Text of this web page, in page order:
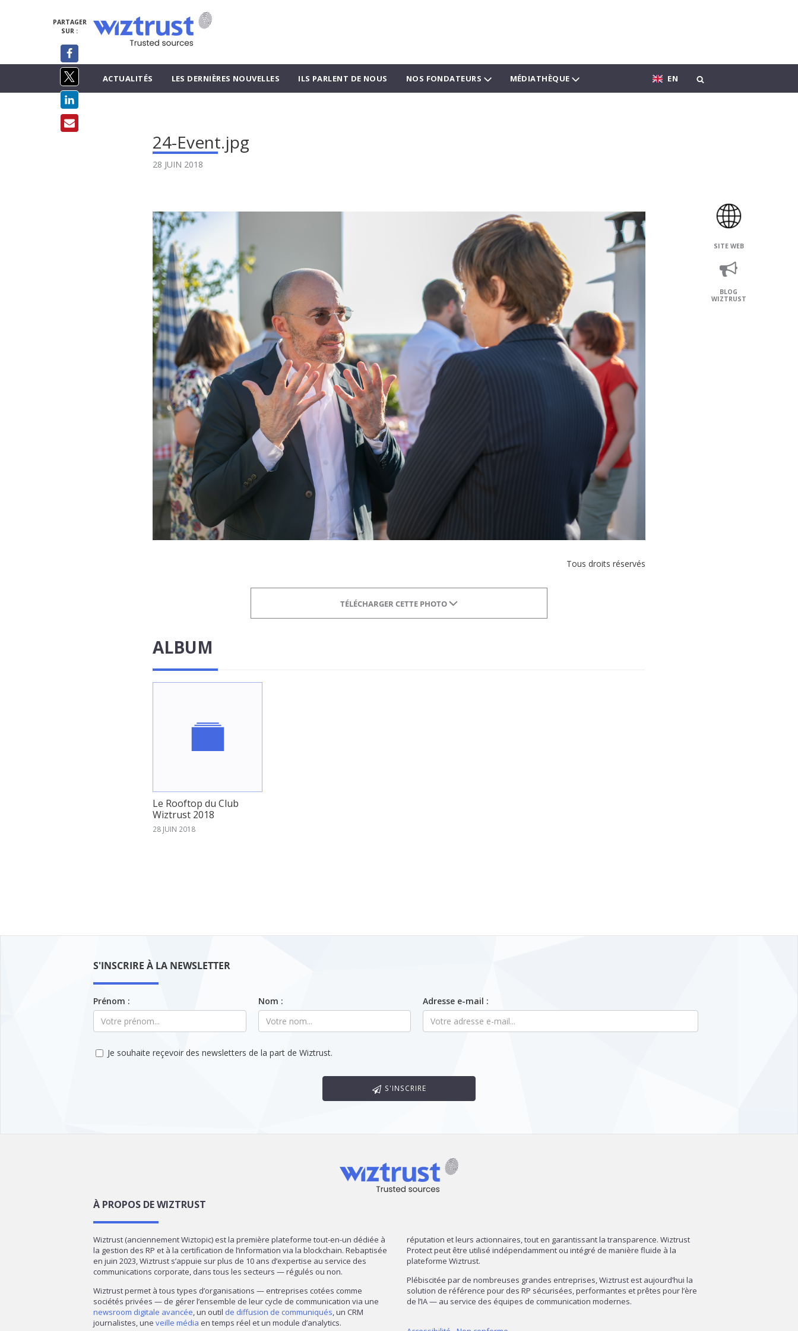
EN
ACTUALITÉS LES DERNIÈRES NOUVELLES ILS PARLENT DE NOUS NOS FONDATEURS MÉDIATHÈQUE
24-Event.jpg
28 JUIN 2018
PARTAGER
SUR :
SITE WEB
BLOG
WIZTRUST
Tous droits réservés
TÉLÉCHARGER CETTE PHOTO
ALBUM
Le Rooftop du Club
Wiztrust 2018
28 JUIN 2018
S'INSCRIRE À LA NEWSLETTER
Prénom : Nom : Adresse e-mail :
Je souhaite reçevoir des newsletters de la part de Wiztrust.
S'INSCRIRE
À PROPOS DE WIZTRUST
Wiztrust (anciennement Wiztopic) est la première plateforme tout-en-un dédiée à
la gestion des RP et à la certification de l’information via la blockchain. Rebaptisée
en juin 2023, Wiztrust s’appuie sur plus de 10 ans d’expertise au service des
communications corporate, dans tous les secteurs — régulés ou non.
Wiztrust permet à tous types d’organisations — entreprises cotées comme
sociétés privées — de gérer l’ensemble de leur cycle de communication via une
newsroom digitale avancée, un outil de diffusion de communiqués, un CRM
journalistes, une veille média en temps réel et un module d’analytics.
réputation et leurs actionnaires, tout en garantissant la transparence. Wiztrust
Protect peut être utilisé indépendamment ou intégré de manière fluide à la
plateforme Wiztrust.
Plébiscitée par de nombreuses grandes entreprises, Wiztrust est aujourd’hui la
solution de référence pour des RP sécurisées, performantes et prêtes pour l’ère
de l’IA — au service des équipes de communication modernes.